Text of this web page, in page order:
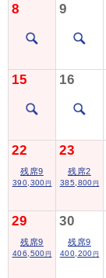
8 9
15 16
22
残席9
390,300 円
23
残席2
385,800 円
29
残席9
406,500 円
30
残席9
400,200 円